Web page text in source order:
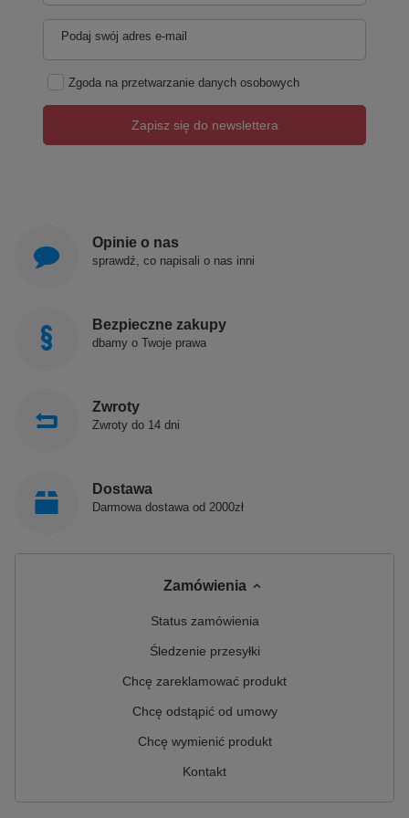
Podaj swój adres e-mail
Zgoda na przetwarzanie danych osobowych
Zapisz się do newslettera
Opinie o nas
sprawdź, co napisali o nas inni
Bezpieczne zakupy
dbamy o Twoje prawa
Zwroty
Zwroty do 14 dni
Dostawa
Darmowa dostawa od 2000zł
Zamówienia
Status zamówienia
Śledzenie przesyłki
Chcę zareklamować produkt
Chcę odstąpić od umowy
Chcę wymienić produkt
Kontakt